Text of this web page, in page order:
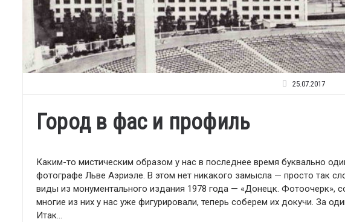
25.07.2017
Город в фас и профиль
Каким-то мистическим образом у нас в последнее время буквально
фотографе Льве Аэриэле. В этом нет никакого замысла — просто так
виды из монументального издания 1978 года — «Донецк. Фотоочерк»,
многие из них у нас уже фигурировали, теперь соберем их докучи. За
Итак…